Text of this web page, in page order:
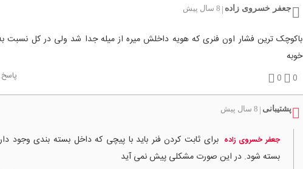
جعفر خسروی زاده | 8 سال پیش
باکوچک ترین فشار اون فنری که هویه داخلش میره از میله جدا شد ولی در کل نسبت
خوبه
0
0 پاسخ
پشتیبانی | 8 سال پیش
جعفر خسروی زاده برای ثابت کردن فنر باید با پیچی که داخل بسته بندی وجود
بسته شود. در این صورت مشکلی پیش نمی آید